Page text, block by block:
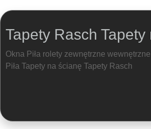
Tapety Rasch
Okna Piła rolety zewnętrzne
Piła Tapety na ścianę Tapety Rasch